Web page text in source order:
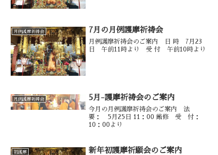
月例護摩祈祷会 7月の月例護摩祈祷会
月例護摩祈祷会のご案内 日 時 7月23
日 午前11時より 受 付 午前10時より
月例護摩祈祷会 5月-護摩祈祷会のご案内
今月の月例護摩祈祷会のご案内 法
要： 5月25日 11：00 厳修 受 付：
10：00より
初護摩 新年初護摩祈願会のご案内